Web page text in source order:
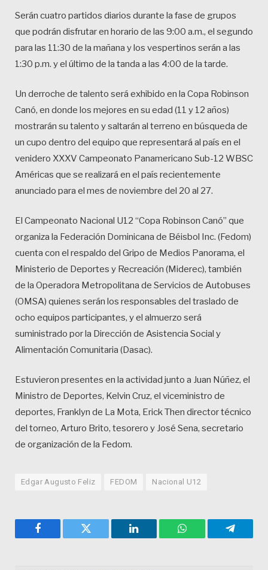
Serán cuatro partidos diarios durante la fase de grupos
que podrán disfrutar en horario de las 9:00 a.m., el segundo
para las 11:30 de la mañana y los vespertinos serán a las
1:30 p.m. y el último de la tanda a las 4:00 de la tarde.
Un derroche de talento será exhibido en la Copa Robinson
Canó, en donde los mejores en su edad (11 y 12 años)
mostrarán su talento y saltarán al terreno en búsqueda de
un cupo dentro del equipo que representará al país en el
venidero XXXV Campeonato Panamericano Sub-12 WBSC
Américas que se realizará en el país recientemente
anunciado para el mes de noviembre del 20 al 27.
El Campeonato Nacional U12 “Copa Robinson Canó” que
organiza la Federación Dominicana de Béisbol Inc. (Fedom)
cuenta con el respaldo del Gripo de Medios Panorama, el
Ministerio de Deportes y Recreación (Miderec), también
de la Operadora Metropolitana de Servicios de Autobuses
(OMSA) quienes serán los responsables del traslado de
ocho equipos participantes, y el almuerzo será
suministrado por la Dirección de Asistencia Social y
Alimentación Comunitaria (Dasac).
Estuvieron presentes en la actividad junto a Juan Núñez, el
Ministro de Deportes, Kelvin Cruz, el viceministro de
deportes, Franklyn de La Mota, Erick Then director técnico
del torneo, Arturo Brito, tesorero y José Sena, secretario
de organización de la Fedom.
Edgar Augusto Feliz FEDOM Nacional U12
Facebook Twitter LinkedIn WhatsApp